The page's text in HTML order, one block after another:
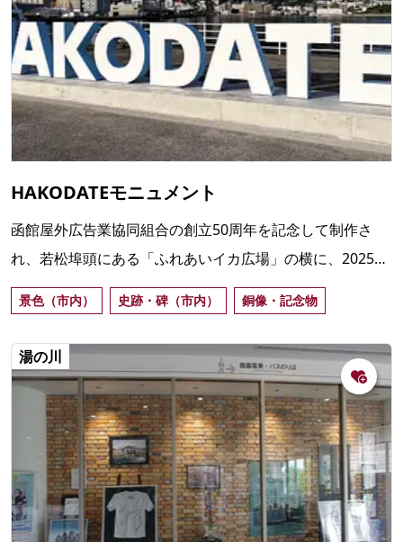
HAKODATEモニュメント
函館屋外広告業協同組合の創立50周年を記念して制作さ
れ、若松埠頭にある「ふれあいイカ広場」の横に、2025年
9月に市に寄贈・設置された函館の新しいフォトスポット
景色（市内） 史跡・碑（市内） 銅像・記念物
湯の川